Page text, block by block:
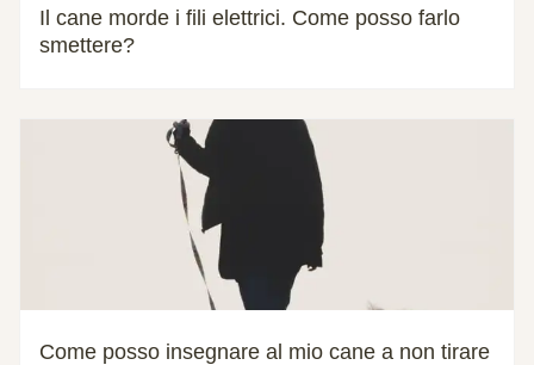
Il cane morde i fili elettrici. Come posso farlo
smettere?
Come posso insegnare al mio cane a non tirare